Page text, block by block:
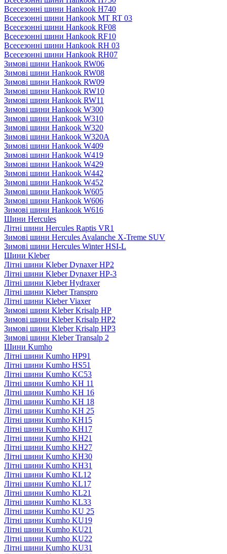
Всесезонні шини Hankook H740
Всесезонні шини Hankook MT RT 03
Всесезонні шини Hankook RF08
Всесезонні шини Hankook RF10
Всесезонні шини Hankook RH 03
Всесезонні шини Hankook RH07
Зимові шини Hankook RW06
Зимові шини Hankook RW08
Зимові шини Hankook RW09
Зимові шини Hankook RW10
Зимові шини Hankook RW11
Зимові шини Hankook W300
Зимові шини Hankook W310
Зимові шини Hankook W320
Зимові шини Hankook W320A
Зимові шини Hankook W409
Зимові шини Hankook W419
Зимові шини Hankook W429
Зимові шини Hankook W442
Зимові шини Hankook W452
Зимові шини Hankook W605
Зимові шини Hankook W606
Зимові шини Hankook W616
Шини Hercules
Літні шини Hercules Raptis VR1
Зимові шини Hercules Avalanche X-Treme SUV
Зимові шини Hercules Winter HSI-L
Шини Kleber
Літні шини Kleber Dynaxer HP2
Літні шини Kleber Dynaxer HP-3
Літні шини Kleber Hydraxer
Літні шини Kleber Transpro
Літні шини Kleber Viaxer
Зимові шини Kleber Krisalp HP
Зимові шини Kleber Krisalp HP2
Зимові шини Kleber Krisalp HP3
Зимові шини Kleber Transalp 2
Шини Kumho
Літні шини Kumho HP91
Літні шини Kumho HS51
Літні шини Kumho KC53
Літні шини Kumho KH 11
Літні шини Kumho KH 16
Літні шини Kumho KH 18
Літні шини Kumho KH 25
Літні шини Kumho KH15
Літні шини Kumho KH17
Літні шини Kumho KH21
Літні шини Kumho KH27
Літні шини Kumho KH30
Літні шини Kumho KH31
Літні шини Kumho KL12
Літні шини Kumho KL17
Літні шини Kumho KL21
Літні шини Kumho KL33
Літні шини Kumho KU 25
Літні шини Kumho KU19
Літні шини Kumho KU21
Літні шини Kumho KU22
Літні шини Kumho KU31